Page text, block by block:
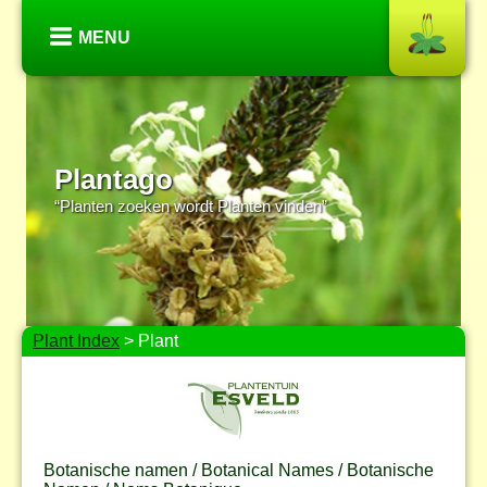
MENU
Plantago
“Planten zoeken wordt Planten vinden”
Plant Index > Plant
Botanische namen / Botanical Names / Botanische